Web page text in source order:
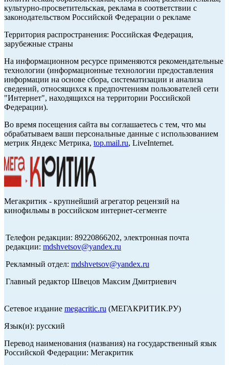
культурно-просветительская, реклама в соответствии с
законодательством Российской Федерации о рекламе
Территория распространения: Российская Федерация,
зарубежные страны
На информационном ресурсе применяются рекомендательные
технологии (информационные технологии предоставления
информации на основе сбора, систематизации и анализа
сведений, относящихся к предпочтениям пользователей сети
"Интернет", находящихся на территории Российской
Федерации).
Во время посещения сайта вы соглашаетесь с тем, что мы
обрабатываем ваши персональные данные с использованием
метрик Яндекс Метрика, top.mail.ru, LiveInternet.
Мегакритик - крупнейший агрегатор рецензий на
кинофильмы в российском интернет-сегменте
Телефон редакции: 89220866202, электронная почта
редакции: mdshvetsov@yandex.ru
Рекламный отдел: mdshvetsov@yandex.ru
Главный редактор Швецов Максим Дмитриевич
Сетевое издание megacritic.ru (МЕГАКРИТИК.РУ)
Язык(и): русский
Перевод наименования (названия) на государственный язык
Российской Федерации: Мегакритик